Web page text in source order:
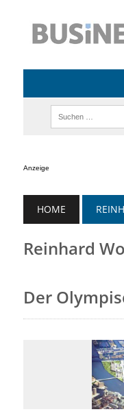
Anzeige
HOME
Reinhard
Der